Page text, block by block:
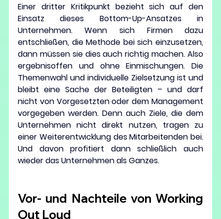
Einer dritter Kritikpunkt bezieht sich auf den
Einsatz dieses Bottom-Up-Ansatzes in
Unternehmen. Wenn sich Firmen dazu
entschließen, die Methode bei sich einzusetzen,
dann müssen sie dies auch richtig machen. Also
ergebnisoffen und ohne Einmischungen. Die
Themenwahl und individuelle Zielsetzung ist und
bleibt eine Sache der Beteiligten – und darf
nicht von Vorgesetzten oder dem Management
vorgegeben werden. Denn auch Ziele, die dem
Unternehmen nicht direkt nutzen, tragen zu
einer Weiterentwicklung des Mitarbeitenden bei.
Und davon profitiert dann schließlich auch
wieder das Unternehmen als Ganzes.
Vor- und Nachteile von Working
Out Loud